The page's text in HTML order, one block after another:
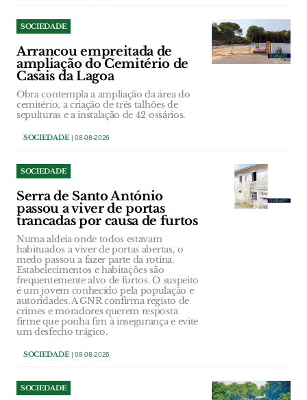
SOCIEDADE
Arrancou empreitada de
ampliação do Cemitério de
Casais da Lagoa
Obra contempla a ampliação da área do
cemitério, a criação de três talhões de
sepulturas e a instalação de 42 ossários.
SOCIEDADE| 08-08-2026
SOCIEDADE
Serra de Santo António
passou a viver de portas
trancadas por causa de furtos
Numa aldeia onde todos estavam
habituados a viver de portas abertas, o
medo passou a fazer parte da rotina.
Estabelecimentos e habitações são
frequentemente alvo de furtos. O suspeito
é um jovem conhecido pela população e
autoridades. A GNR confirma registo de
crimes e moradores querem resposta
firme que ponha fim à insegurança e evite
um desfecho trágico.
SOCIEDADE| 08-08-2026
SOCIEDADE